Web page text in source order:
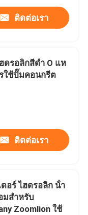
ติดต่อเรา
ดรอลิกสีดํา O แห
ใช้ปั๊มคอนกรีต
ติดต่อเรา
อร์ ไฮดรอลิก น้ํา
มสําหรับ
Zoomlion ใช้